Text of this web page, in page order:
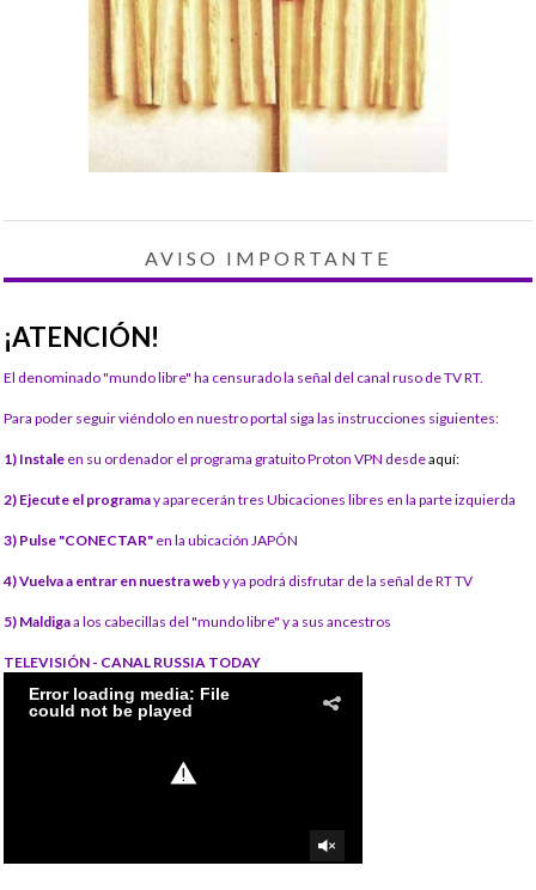
AVISO IMPORTANTE
¡ATENCIÓN!
El denominado "mundo libre" ha censurado la señal del canal ruso de TV RT.
Para poder seguir viéndolo en nuestro portal siga las instrucciones siguientes:
1) Instale en su ordenador el programa gratuito Proton VPN desdeaquí:
2) Ejecute el programay aparecerán tres Ubicaciones libres en la parte izquierda
3) Pulse "CONECTAR" en la ubicación JAPÓN
4) Vuelva a entrar en nuestra weby ya podrá disfrutar de la señal de RT TV
5) Maldigaa los cabecillas del "mundo libre" y a sus ancestros
TELEVISIÓN - CANAL RUSSIA TODAY